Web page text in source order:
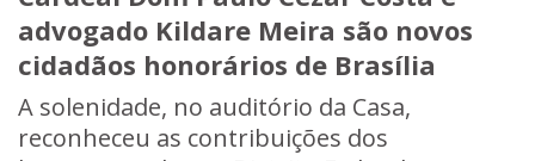
advogado Kildare Meira são novos
cidadãos honorários de Brasília
A solenidade, no auditório da Casa,
reconheceu as contribuições dos